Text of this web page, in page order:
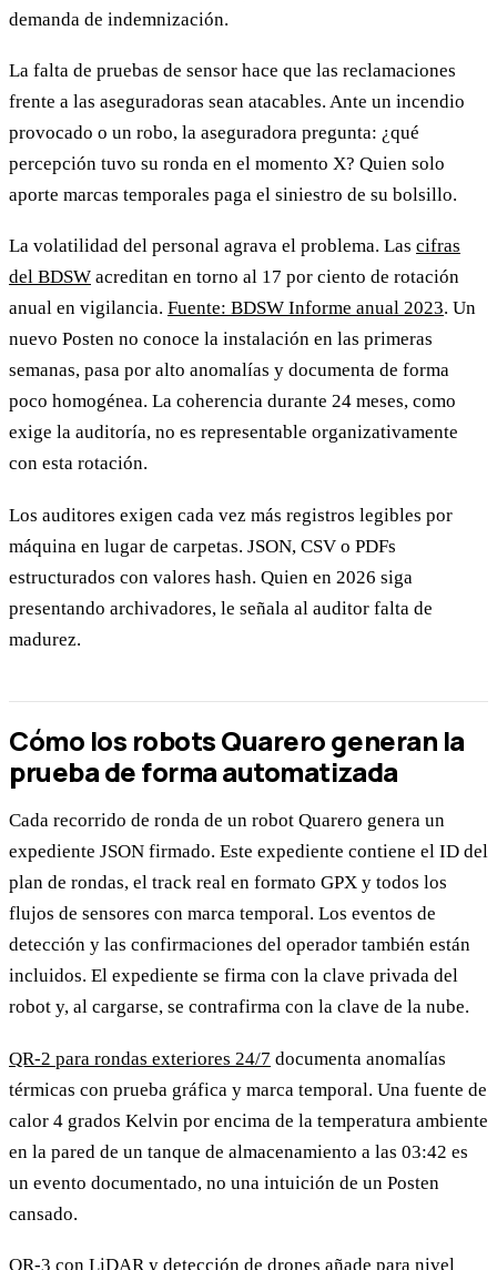
demanda de indemnización.
La falta de pruebas de sensor hace que las reclamaciones
frente a las aseguradoras sean atacables. Ante un incendio
provocado o un robo, la aseguradora pregunta: ¿qué
percepción tuvo su ronda en el momento X? Quien solo
aporte marcas temporales paga el siniestro de su bolsillo.
La volatilidad del personal agrava el problema. Las cifras
del BDSW acreditan en torno al 17 por ciento de rotación
anual en vigilancia. Fuente: BDSW Informe anual 2023. Un
nuevo Posten no conoce la instalación en las primeras
semanas, pasa por alto anomalías y documenta de forma
poco homogénea. La coherencia durante 24 meses, como
exige la auditoría, no es representable organizativamente
con esta rotación.
Los auditores exigen cada vez más registros legibles por
máquina en lugar de carpetas. JSON, CSV o PDFs
estructurados con valores hash. Quien en 2026 siga
presentando archivadores, le señala al auditor falta de
madurez.
Cómo los robots Quarero generan la
prueba de forma automatizada
Cada recorrido de ronda de un robot Quarero genera un
expediente JSON firmado. Este expediente contiene el ID del
plan de rondas, el track real en formato GPX y todos los
flujos de sensores con marca temporal. Los eventos de
detección y las confirmaciones del operador también están
incluidos. El expediente se firma con la clave privada del
robot y, al cargarse, se contrafirma con la clave de la nube.
QR-2 para rondas exteriores 24/7 documenta anomalías
térmicas con prueba gráfica y marca temporal. Una fuente de
calor 4 grados Kelvin por encima de la temperatura ambiente
en la pared de un tanque de almacenamiento a las 03:42 es
un evento documentado, no una intuición de un Posten
cansado.
QR-3 con LiDAR y detección de drones añade para nivel